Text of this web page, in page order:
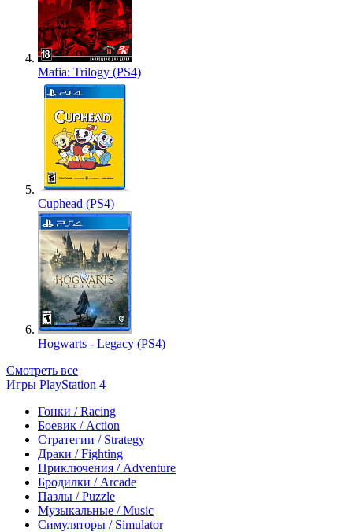
Mafia: Trilogy (PS4)
Cuphead (PS4)
Hogwarts - Legacy (PS4)
Смотреть все
Игры PlayStation 4
Гонки / Racing
Боевик / Action
Стратегии / Strategy
Драки / Fighting
Приключения / Adventure
Бродилки / Arcade
Пазлы / Puzzle
Музыкальные / Music
Симуляторы / Simulator